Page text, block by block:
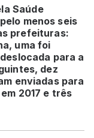
Saúde
menos seis
prefeituras:
uma foi
para a
dez
enviadas para
2017 e três